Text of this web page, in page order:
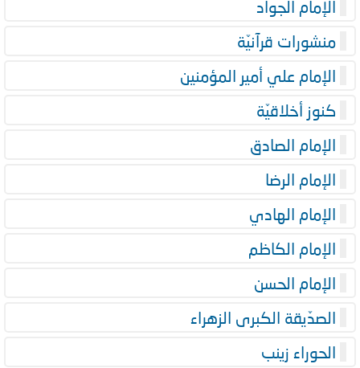
الإمام الجواد
منشورات قرآنيّة
الإمام علي أمير المؤمنين
كنوز أخلاقيّة
الإمام الصادق
الإمام الرضا
الإمام الهادي
الإمام الكاظم
الإمام الحسن
الصدّيقة الكبرى الزهراء
الحوراء زينب